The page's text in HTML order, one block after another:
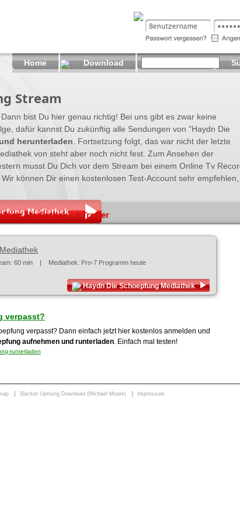
Stream
bist Du hier genau richtig! Bei uns gibt es zwar keine
dafür kannst Du zukünftig alle Sendungen von "Haydn Die
herunterladen . Fortsetzung folgt, das war nicht der letzte
von steht aber noch nicht fest. Zum Ansehen der
musst Du Dich vor dem Stream bei einem Online Tv
können Dir einen kostenlosen Test-Account sehr
Mediathek
Mediathek - 1 Treffer
60 min | Mediathek: Pro-7 Programm heute
Haydn Die Schoepfung Mediathek
verpasst?
verpasst? Dann einfach jetzt hier kostenlos anmelden und
aufnehmen und runterladen. Einfach mal testen!
runterladen
Home Download
Slacker Uprising Download (Michael Moore) Impressum